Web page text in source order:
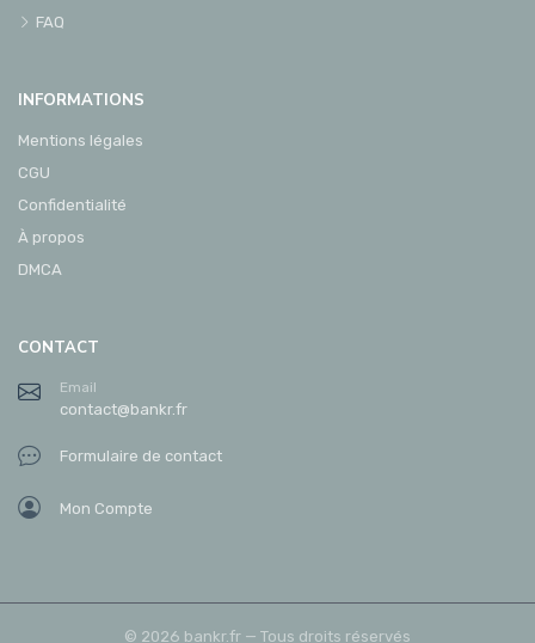
FAQ
INFORMATIONS
Mentions légales
CGU
Confidentialité
À propos
DMCA
CONTACT
Email
contact@bankr.fr
Formulaire de contact
Mon Compte
© 2026 bankr.fr — Tous droits réservés